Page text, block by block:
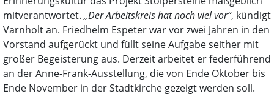
mitverantwortet. „Der Arbeitskreis hat noch viel vor“, kündigt
Varnholt an. Friedhelm Espeter war vor zwei Jahren in den
Vorstand aufgerückt und füllt seine Aufgabe seither mit
großer Begeisterung aus. Derzeit arbeitet er federführend
an der Anne-Frank-Ausstellung, die von Ende Oktober bis
Ende November in der Stadtkirche gezeigt werden soll.